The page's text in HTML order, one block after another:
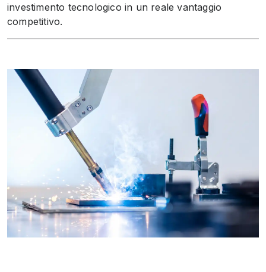
investimento tecnologico in un reale vantaggio
competitivo.